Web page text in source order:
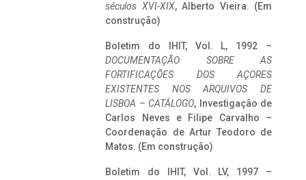
séculos XVI-XIX, Alberto Vieira. (Em
construção)
Boletim do IHIT, Vol. L, 1992 –
DOCUMENTAÇÃO SOBRE AS
FORTIFICAÇÕES DOS AÇORES
EXISTENTES NOS ARQUIVOS DE
LISBOA – CATÁLOGO, Investigação de
Carlos Neves e Filipe Carvalho –
Coordenação de Artur Teodoro de
Matos. (Em construção)
Boletim do IHIT, Vol. LV, 1997 –